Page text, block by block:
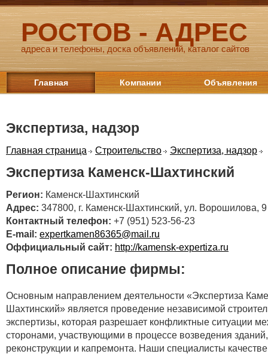
РОСТОВ - АДРЕС
адреса и телефоны, доска объявлений, каталог сайтов
Главная Компании Объявления
Экспертиза, надзор
Главная страница Строительство Экспертиза, надзор
Экспертиза Каменск-Шахтинский
Регион: Каменск-Шахтинский
Адрес: 347800, г. Каменск-Шахтинский, ул. Ворошилова, 9
Контактный телефон: +7 (951) 523-56-23
E-mail: expertkamen86365@mail.ru
Оффициальный сайт: http://kamensk-expertiza.ru
Полное описание фирмы:
Основным направлением деятельности «Экспертиза
Шахтинский» является проведение независимой
экспертизы, которая разрешает конфликтные ситуации
сторонами, участвующими в процессе возведения зданий,
реконструкции и капремонта. Наши специалисты